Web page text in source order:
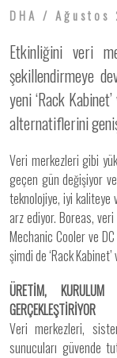
DHA / Ağustos
Etkinliğini veri
şekillendirmeye
yeni ‘Rack
alternatiflerini
Veri merkezleri gibi
geçen gün değişiyor
teknolojiye, iyi kaliteye
arz ediyor. Boreas,
Mechanic Cooler ve DC
şimdi de ‘Rack
ÜRETİM,
GERÇEKLEŞTİRİYOR
Veri merkezleri,
sunucuları güvende